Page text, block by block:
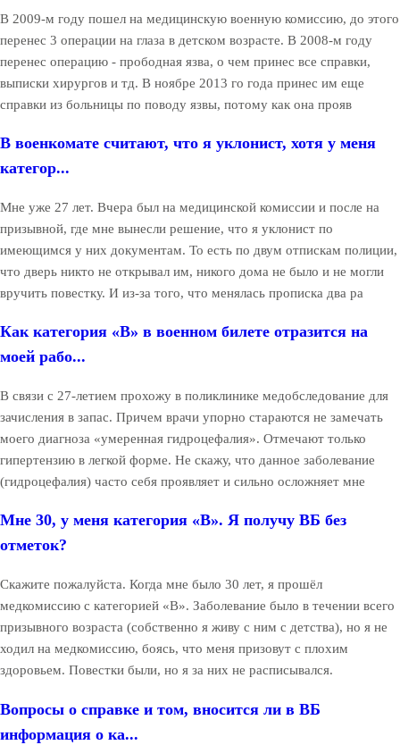
В 2009-м году пошел на медицинскую военную комиссию, до этого
перенес 3 операции на глаза в детском возрасте. В 2008-м году
перенес операцию - прободная язва, о чем принес все справки,
выписки хирургов и тд. В ноябре 2013 го года принес им еще
справки из больницы по поводу язвы, потому как она прояв
В военкомате считают, что я уклонист, хотя у меня
категор...
Мне уже 27 лет. Вчера был на медицинской комиссии и после на
призывной, где мне вынесли решение, что я уклонист по
имеющимся у них документам. То есть по двум отпискам полиции,
что дверь никто не открывал им, никого дома не было и не могли
вручить повестку. И из-за того, что менялась прописка два ра
Как категория «В» в военном билете отразится на
моей рабо...
В связи с 27-летием прохожу в поликлинике медобследование для
зачисления в запас. Причем врачи упорно стараются не замечать
моего диагноза «умеренная гидроцефалия». Отмечают только
гипертензию в легкой форме. Не скажу, что данное заболевание
(гидроцефалия) часто себя проявляет и сильно осложняет мне
Мне 30, у меня категория «В». Я получу ВБ без
отметок?
Скажите пожалуйста. Когда мне было 30 лет, я прошёл
медкомиссию с категорией «В». Заболевание было в течении всего
призывного возраста (собственно я живу с ним с детства), но я не
ходил на медкомиссию, боясь, что меня призовут с плохим
здоровьем. Повестки были, но я за них не расписывался.
Вопросы о справке и том, вносится ли в ВБ
информация о ка...